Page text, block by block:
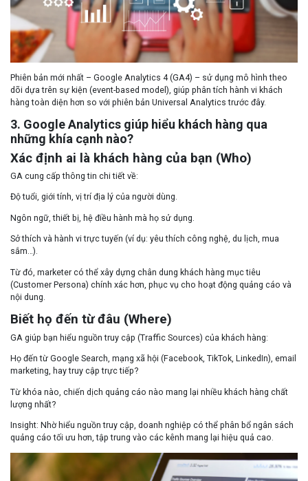
Phiên bản mới nhất – Google Analytics 4 (GA4) – sử dụng mô hình theo
dõi dựa trên sự kiện (event-based model), giúp phân tích hành vi khách
hàng toàn diện hơn so với phiên bản Universal Analytics trước đây.
3. Google Analytics giúp hiểu khách hàng qua
những khía cạnh nào?
Xác định ai là khách hàng của bạn (Who)
GA cung cấp thông tin chi tiết về:
Độ tuổi, giới tính, vị trí địa lý của người dùng.
Ngôn ngữ, thiết bị, hệ điều hành mà họ sử dụng.
Sở thích và hành vi trực tuyến (ví dụ: yêu thích công nghệ, du lịch, mua
sắm…).
Từ đó, marketer có thể xây dựng chân dung khách hàng mục tiêu
(Customer Persona) chính xác hơn, phục vụ cho hoạt động quảng cáo và
nội dung.
Biết họ đến từ đâu (Where)
GA giúp bạn hiểu nguồn truy cập (Traffic Sources) của khách hàng:
Họ đến từ Google Search, mạng xã hội (Facebook, TikTok, LinkedIn), email
marketing, hay truy cập trực tiếp?
Từ khóa nào, chiến dịch quảng cáo nào mang lại nhiều khách hàng chất
lượng nhất?
Insight: Nhờ hiểu nguồn truy cập, doanh nghiệp có thể phân bổ ngân sách
quảng cáo tối ưu hơn, tập trung vào các kênh mang lại hiệu quả cao.